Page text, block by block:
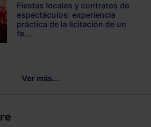
Fiestas locales y contratos de
espectáculos: experiencia
práctica de la licitación de un
fe...
Ver más...